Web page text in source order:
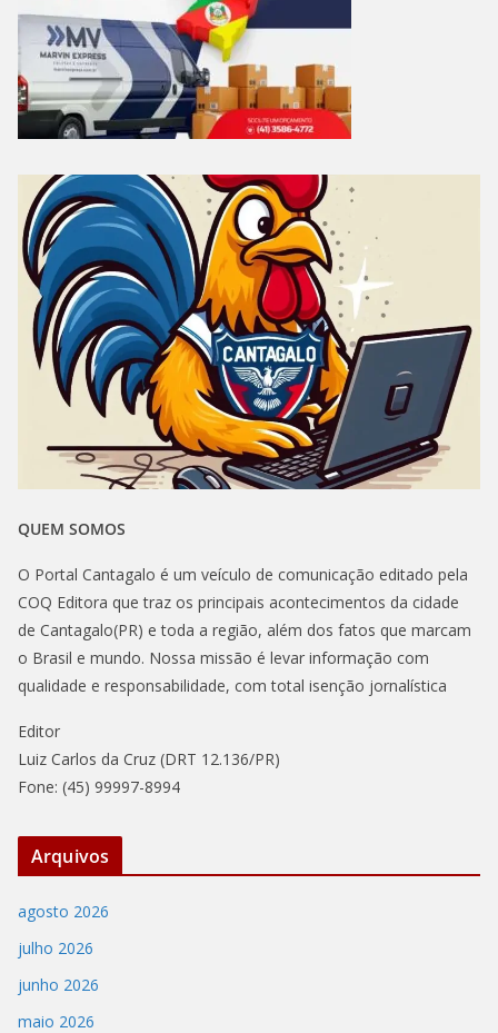
QUEM SOMOS
O Portal Cantagalo é um veículo de comunicação editado pela
COQ Editora que traz os principais acontecimentos da cidade
de Cantagalo(PR) e toda a região, além dos fatos que marcam
o Brasil e mundo. Nossa missão é levar informação com
qualidade e responsabilidade, com total isenção jornalística
Editor
Luiz Carlos da Cruz (DRT 12.136/PR)
Fone: (45) 99997-8994
Arquivos
agosto 2026
julho 2026
junho 2026
maio 2026